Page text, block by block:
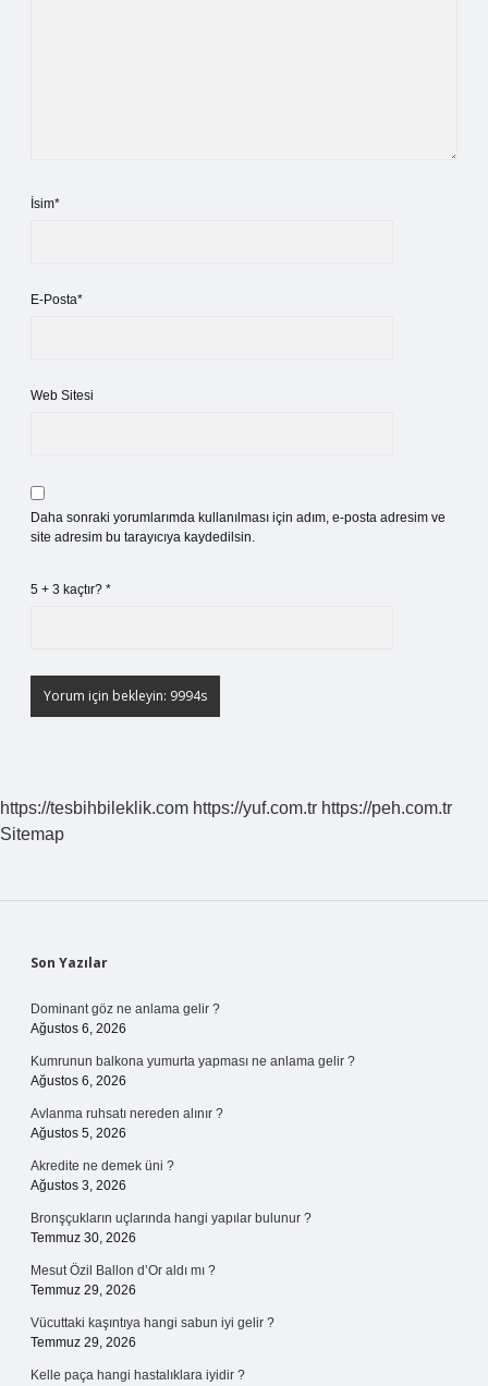
İsim*
E-Posta*
Web Sitesi
Daha sonraki yorumlarımda kullanılması için adım, e-posta adresim ve
site adresim bu tarayıcıya kaydedilsin.
5 + 3 kaçtır? *
https://tesbihbileklik.com https://yuf.com.tr https://peh.com.tr
Sitemap
Sidebar
Son Yazılar
Dominant göz ne anlama gelir ?
Ağustos 6, 2026
Kumrunun balkona yumurta yapması ne anlama gelir ?
Ağustos 6, 2026
Avlanma ruhsatı nereden alınır ?
Ağustos 5, 2026
Akredite ne demek üni ?
Ağustos 3, 2026
Bronşçukların uçlarında hangi yapılar bulunur ?
Temmuz 30, 2026
Mesut Özil Ballon d’Or aldı mı ?
Temmuz 29, 2026
Vücuttaki kaşıntıya hangi sabun iyi gelir ?
Temmuz 29, 2026
Kelle paça hangi hastalıklara iyidir ?